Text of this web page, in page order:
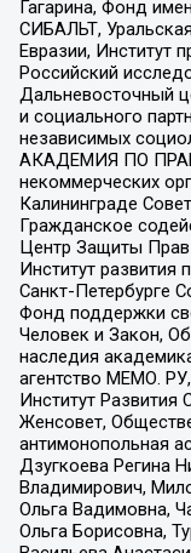
Гагарина, Фонд
СИБАЛЬТ,
Евразии, Институт
Российский
Дальневосточный
и социального
независимых
АКАДЕМИЯ ПО
некоммерческих
Калининграде
Гражданское
Центр Защиты
Институт
Санкт-Петербурге
Фонд поддержки
Человек и Закон,
наследия
агентство МЕМО.
Институт
Женсовет,
антимонопольная
Дзугкоева Регина
Владимирович,
Ольга Вадимовна,
Ольга Борисовна,